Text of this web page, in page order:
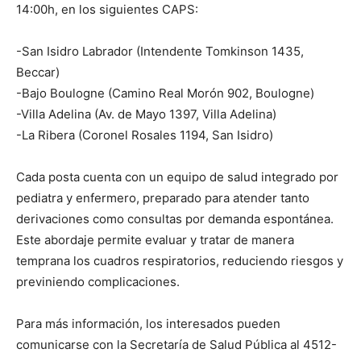
14:00h, en los siguientes CAPS:
-San Isidro Labrador (Intendente Tomkinson 1435,
Beccar)
-Bajo Boulogne (Camino Real Morón 902, Boulogne)
-Villa Adelina (Av. de Mayo 1397, Villa Adelina)
-La Ribera (Coronel Rosales 1194, San Isidro)
Cada posta cuenta con un equipo de salud integrado por
pediatra y enfermero, preparado para atender tanto
derivaciones como consultas por demanda espontánea.
Este abordaje permite evaluar y tratar de manera
temprana los cuadros respiratorios, reduciendo riesgos y
previniendo complicaciones.
Para más información, los interesados pueden
comunicarse con la Secretaría de Salud Pública al 4512-